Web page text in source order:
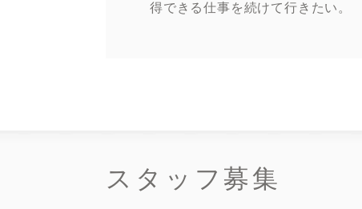
得できる仕事を続けて行きたい。
スタッフ募集